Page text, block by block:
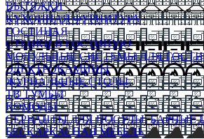
ВЫТЯЖКИ
КУХОННАЯ ФУРНИТУРА
ГОСТИНАЯ
СТЕНКИ В ГОСТИНУЮ
МОДУЛЬНЫЕ СИСТЕМЫ ДЛЯ
ЭЛЕКТРОКАМИНЫ
ЖУРНАЛЬНЫЕ СТОЛЫ
ТВ ТУМБЫ
КОМОДЫ
СЕРВАНТЫ ДЛЯ ПОСУДЫ,
БЕСКАРКАСНАЯ МЕБЕЛЬ